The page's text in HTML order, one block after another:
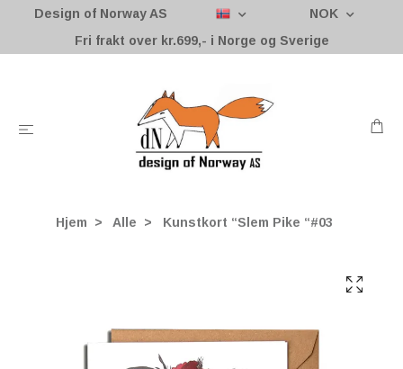
Design of Norway AS
NOK
Fri frakt over kr.699,- i Norge og Sverige
Hjem Alle Kunstkort “Slem Pike “#03